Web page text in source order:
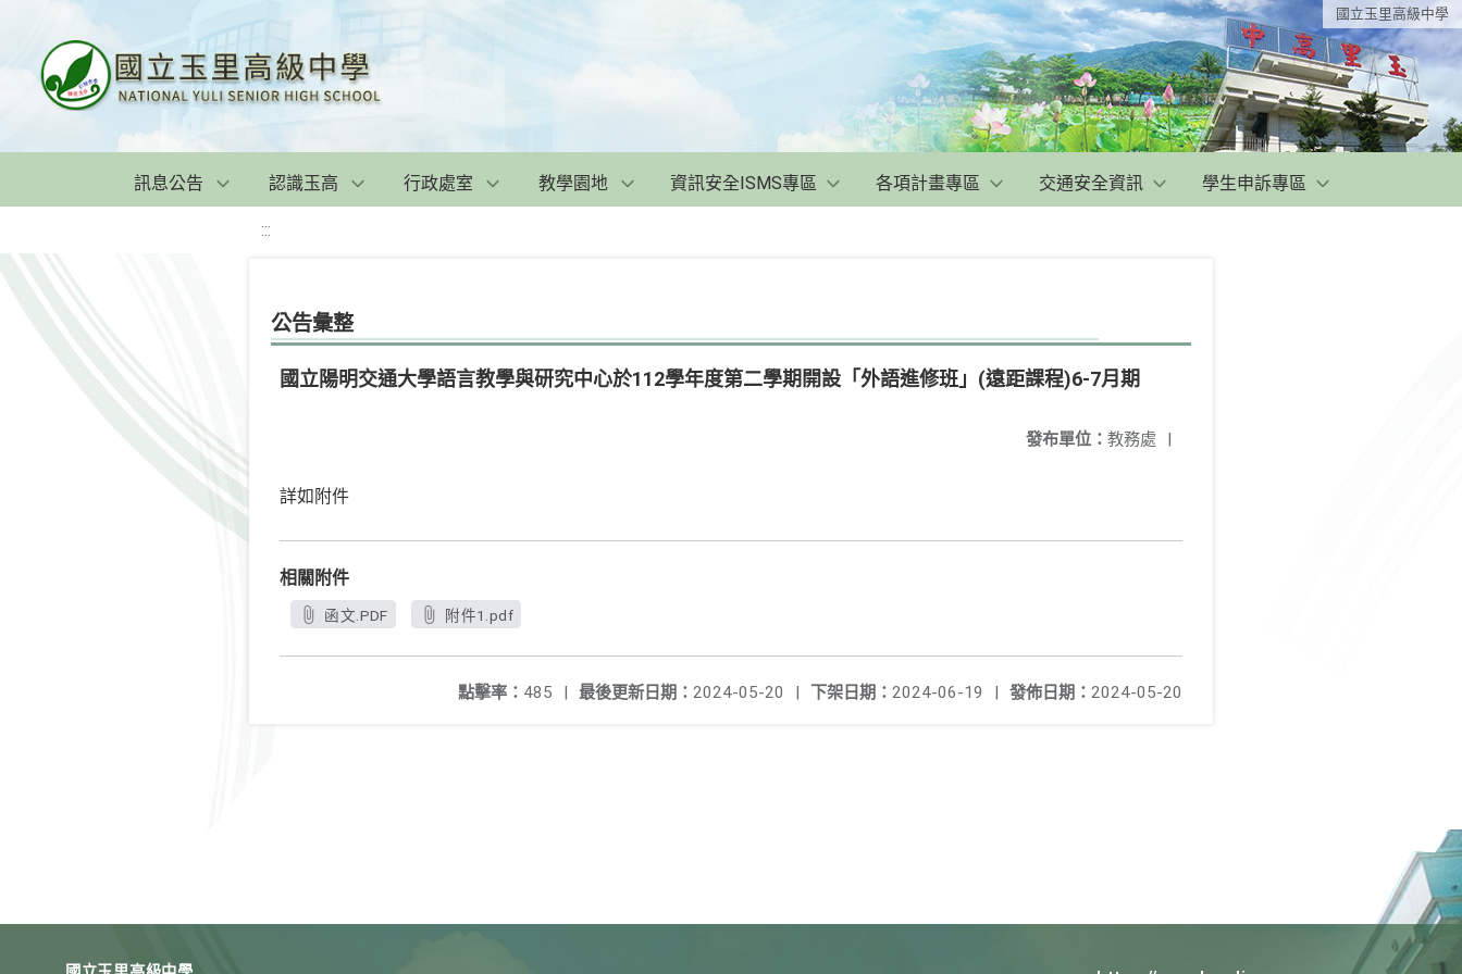
國立玉里高級中學
訊息公告 認識玉高 行政處室 教學園地 資訊安全ISMS專區 各項計畫專區 交通安全資訊 學生申訴專區
:::
公告彙整
國立陽明交通大學語言教學與研究中心於112學年度第二學期開設「外語進修班」(遠距課程)6-7月期
發布單位： 教務處 |
詳如附件
相關附件
函文.PDF 附件1.pdf
發佈日期： 2024-05-20
下架日期： 2024-06-19 |
最後更新日期： 2024-05-20 |
點擊率： 485 |